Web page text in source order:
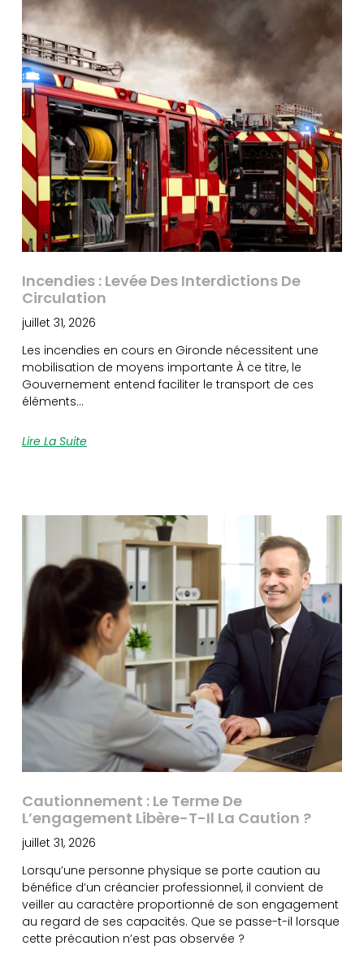
Incendies : Levée Des Interdictions De
Circulation
juillet 31, 2026
Les incendies en cours en Gironde nécessitent une
mobilisation de moyens importante À ce titre, le
Gouvernement entend faciliter le transport de ces
éléments…
Lire La Suite
Cautionnement : Le Terme De
L’engagement Libère-T-Il La Caution ?
juillet 31, 2026
Lorsqu’une personne physique se porte caution au
bénéfice d’un créancier professionnel, il convient de
veiller au caractère proportionné de son engagement
au regard de ses capacités. Que se passe-t-il lorsque
cette précaution n’est pas observée ?